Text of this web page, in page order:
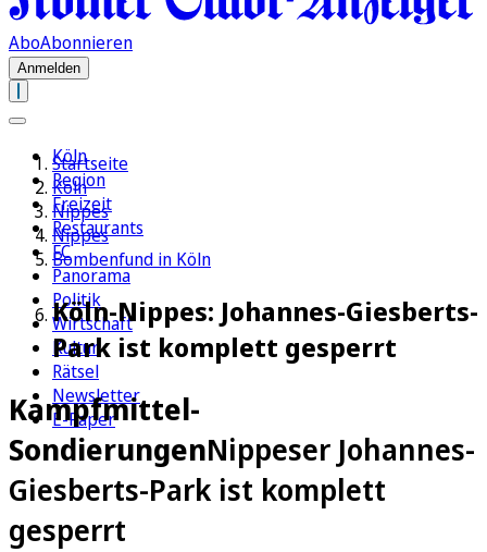
AboAbonnieren
Anmelden
Köln
Region
Freizeit
Restaurants
FC
Panorama
Politik
Wirtschaft
Kultur
Rätsel
Newsletter
E-Paper
Startseite
Köln
Nippes
Nippes
Bombenfund in Köln
Köln-Nippes: Johannes-Giesberts-
Park ist komplett gesperrt
Kampfmittel-
SondierungenNippeser Johannes-
Giesberts-Park ist komplett
gesperrt